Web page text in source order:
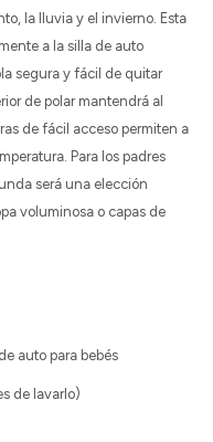
la lluvia y el invierno. Esta
a la silla de auto
segura y fácil de quitar
de polar mantendrá al
de fácil acceso permiten a
Para los padres
será una elección
voluminosa o capas de
auto para bebés
de lavarlo)